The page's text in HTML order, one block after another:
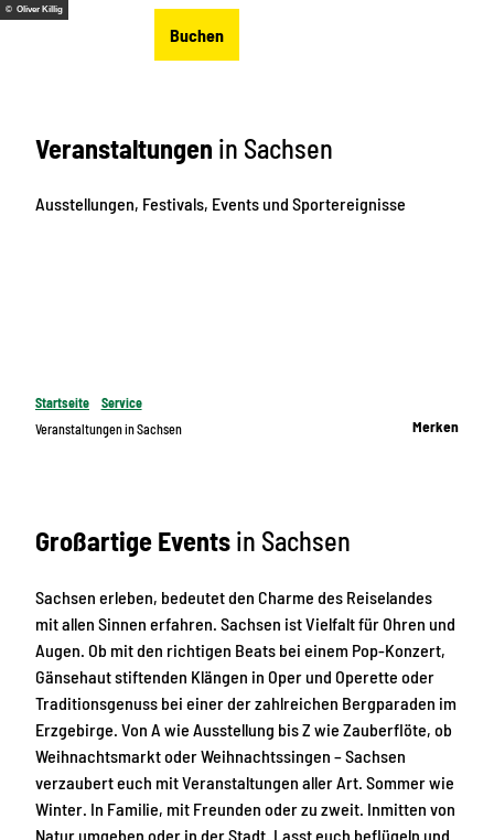
Z
Buchen
© Oliver Killig
Veranstaltungen in Sachsen
Ausstellungen, Festivals, Events und Sportereignisse
Startseite
Service
Veranstaltungen in Sachsen
Merken
Großartige Events in Sachsen
Sachsen erleben, bedeutet den Charme des Reiselandes
mit allen Sinnen erfahren. Sachsen ist Vielfalt für Ohren und
Augen. Ob mit den richtigen Beats bei einem Pop-Konzert,
Gänsehaut stiftenden Klängen in Oper und Operette oder
Traditionsgenuss bei einer der zahlreichen Bergparaden im
Erzgebirge. Von A wie Ausstellung bis Z wie Zauberflöte, ob
Weihnachtsmarkt oder Weihnachtssingen – Sachsen
verzaubert euch mit Veranstaltungen aller Art. Sommer wie
Winter. In Familie, mit Freunden oder zu zweit. Inmitten von
Natur umgeben oder in der Stadt. Lasst euch beflügeln und